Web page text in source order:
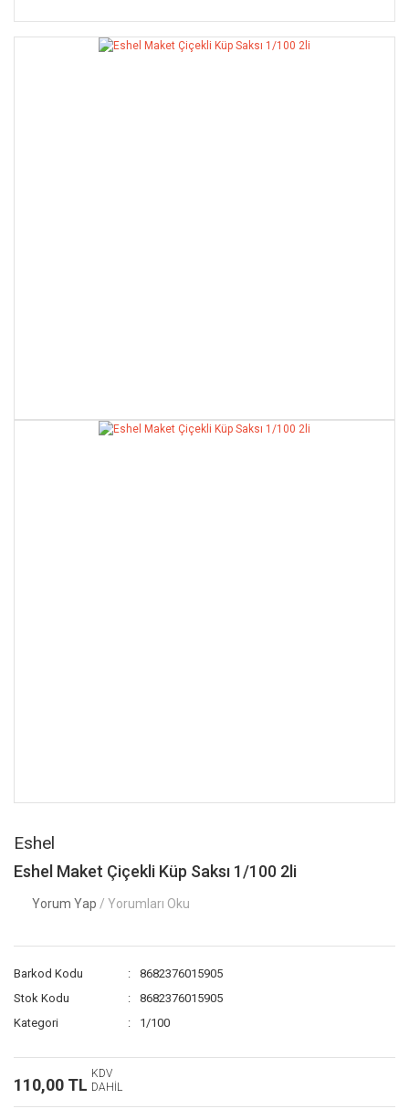
Eshel
Eshel Maket Çiçekli Küp Saksı 1/100 2li
Yorum Yap / Yorumları Oku
Barkod Kodu
8682376015905
Stok Kodu
8682376015905
Kategori
1/100
110,00 TL
KDV
DAHİL